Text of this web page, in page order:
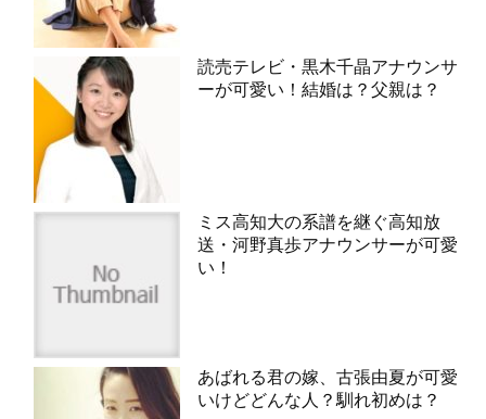
読売テレビ・黒木千晶アナウンサ
ーが可愛い！結婚は？父親は？
ミス高知大の系譜を継ぐ高知放
送・河野真歩アナウンサーが可愛
い！
あばれる君の嫁、古張由夏が可愛
いけどどんな人？馴れ初めは？